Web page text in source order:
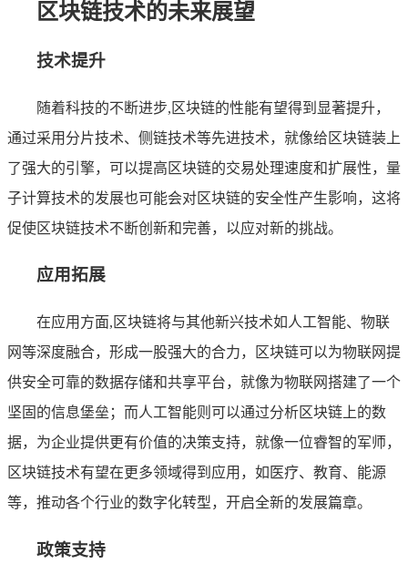
区块链技术的未来展望
技术提升
随着科技的不断进步,区块链的性能有望得到显著提升，
通过采用分片技术、侧链技术等先进技术，就像给区块链装上
了强大的引擎，可以提高区块链的交易处理速度和扩展性，量
子计算技术的发展也可能会对区块链的安全性产生影响，这将
促使区块链技术不断创新和完善，以应对新的挑战。
应用拓展
在应用方面,区块链将与其他新兴技术如人工智能、物联
网等深度融合，形成一股强大的合力，区块链可以为物联网提
供安全可靠的数据存储和共享平台，就像为物联网搭建了一个
坚固的信息堡垒；而人工智能则可以通过分析区块链上的数
据，为企业提供更有价值的决策支持，就像一位睿智的军师，
区块链技术有望在更多领域得到应用，如医疗、教育、能源
等，推动各个行业的数字化转型，开启全新的发展篇章。
政策支持